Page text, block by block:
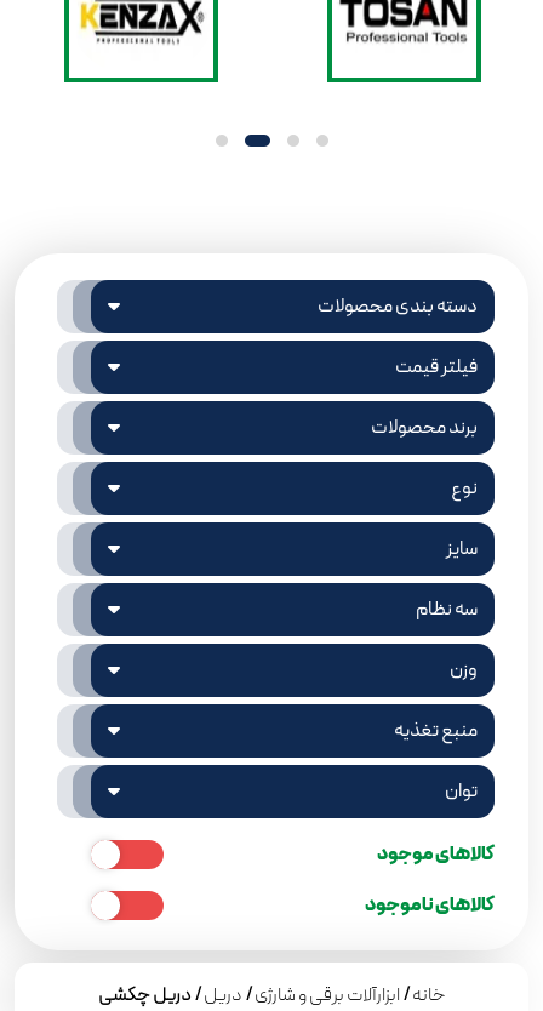
دسته بندی محصولات
فیلتر قیمت
برند محصولات
نوع
سایز
سه نظام
وزن
منبع تغذیه
توان
کالاهای موجود
کالاهای ناموجود
خانه/ابزارآلات برقی و شارژی/دریل/ دریل چکشی